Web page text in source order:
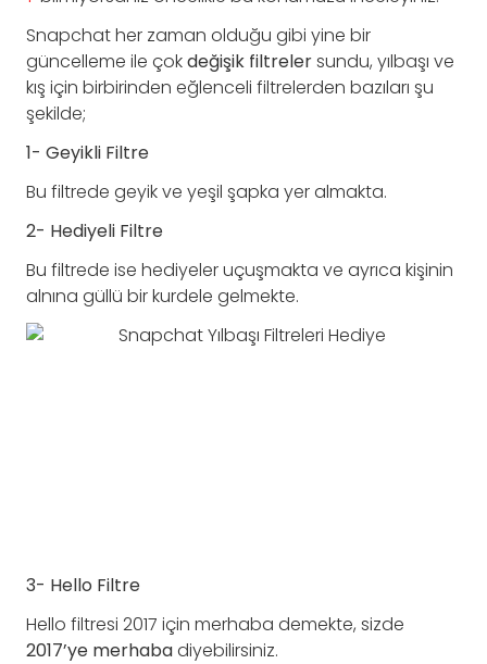
Snapchat her zaman olduğu gibi yine bir
güncelleme ile çokdeğişik filtrelersundu, yılbaşı ve
kış için birbirinden eğlenceli filtrelerden bazıları şu
şekilde;
1- Geyikli Filtre
Bu filtrede geyik ve yeşil şapka yer almakta.
2- Hediyeli Filtre
Bu filtrede ise hediyeler uçuşmakta ve ayrıca kişinin
alnına güllü bir kurdele gelmekte.
3- Hello Filtre
Hello filtresi 2017 için merhaba demekte, sizde
2017’ye merhabadiyebilirsiniz.